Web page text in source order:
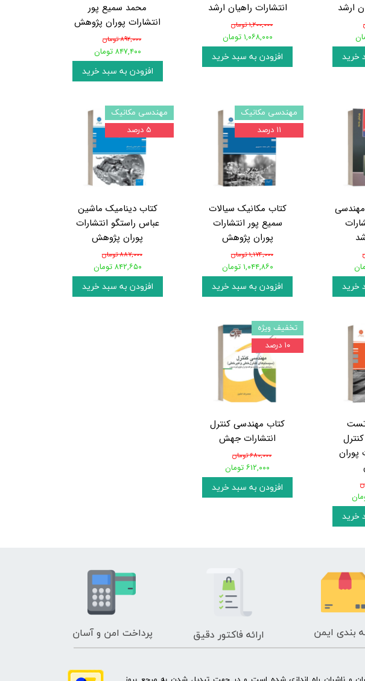
ارشد
خرید
انتشارات راهیان ارشد
۱,۲۰۰,۰۰۰ تومان
۱,۰۶۸,۰۰۰ تومان
افزودن به سبد خرید
محمد سمیع پور
انتشارات پوران پژوهش
۸۹۲,۰۰۰ تومان
۸۴۷,۴۰۰ تومان
افزودن به سبد خرید
خرید
کتاب مکانیک سیالات
سمیع پور انتشارات
پوران پژوهش
۱,۱۷۴,۰۰۰ تومان
۱,۰۴۴,۸۶۰ تومان
افزودن به سبد خرید
مهندسی مکانیک
۱۱ درصد
کتاب دینامیک ماشین
عباس راستگو انتشارات
پوران پژوهش
۸۸۷,۰۰۰ تومان
۸۴۲,۶۵۰ تومان
افزودن به سبد خرید
مهندسی مکانیک
۵ درصد
تست
پوران
خرید
کتاب مهندسی کنترل
انتشارات جهش
۶۸۰,۰۰۰ تومان
۶۱۲,۰۰۰ تومان
افزودن به سبد خرید
تخفیف ویژه
۱۰ درصد
بندی ایمن ارائه فاکتور دقیق پرداخت امن و آسان